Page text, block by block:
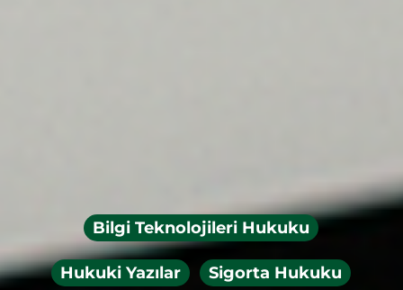
Bilgi Teknolojileri Hukuku
Hukuki Yazılar Sigorta Hukuku